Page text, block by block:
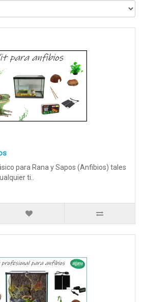
para Rana y Sapos (Anfibios) tales
ti..